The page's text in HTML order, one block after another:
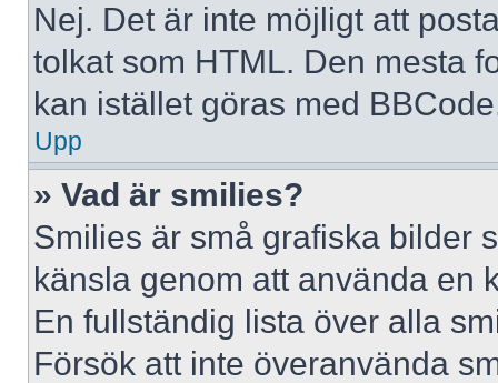
Nej. Det är inte möjligt att
tolkat som HTML. Den mesta
kan istället göras med
Upp
» Vad är smilies?
Smilies är små grafiska bilder
känsla genom att använda en
En fullständig lista över alla
Försök att inte överanvända